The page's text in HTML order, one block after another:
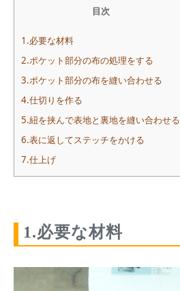
目次
1.必要な材料
2.ポケット部分の布の処理をする
3.ポケット部分の布を縫い合わせる
4.仕切りを作る
5.紐を挟んで表地と裏地を縫い合わせる
6.表に返してステッチをかける
7.仕上げ
1.必要な材料